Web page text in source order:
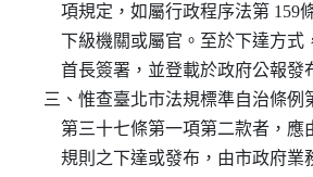
項規定，如屬行政程序法第
下級機關或屬官。至於下達方
首長簽署，並登載於政府公報發
三、惟查臺北市法規標準自治條
第三十七條第一項第二款者，
規則之下達或發布，由市政府